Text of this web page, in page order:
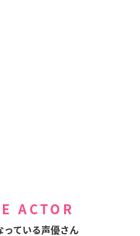
ACTOR
っている声優さん